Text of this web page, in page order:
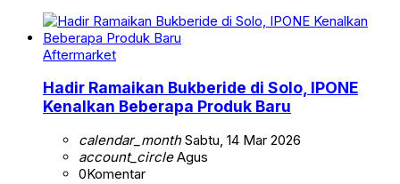
Aftermarket
Hadir Ramaikan Bukberide di Solo, IPONE
Kenalkan Beberapa Produk Baru
calendar_monthSabtu, 14 Mar 2026
account_circleAgus
0Komentar